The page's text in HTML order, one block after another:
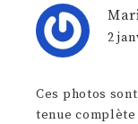
2
Ces photos
tenue